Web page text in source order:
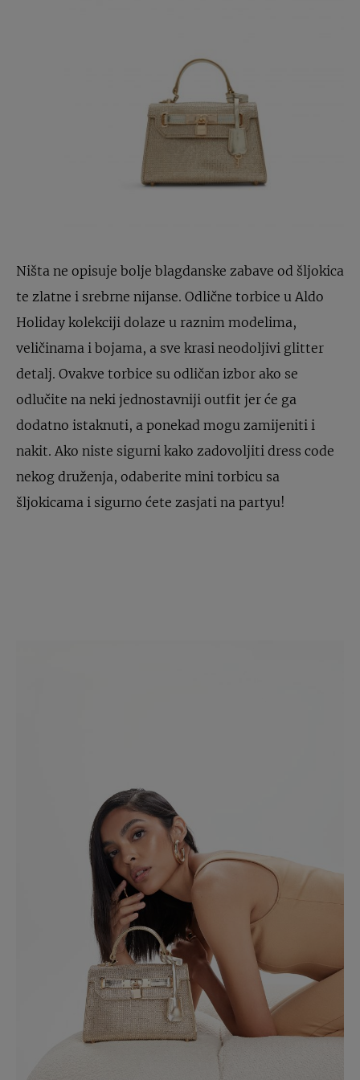
Ništa ne opisuje bolje blagdanske zabave od šljokica
te zlatne i srebrne nijanse. Odlične torbice u Aldo
Holiday kolekciji dolaze u raznim modelima,
veličinama i bojama, a sve krasi neodoljivi glitter
detalj. Ovakve torbice su odličan izbor ako se
odlučite na neki jednostavniji outfit jer će ga
dodatno istaknuti, a ponekad mogu zamijeniti i
nakit. Ako niste sigurni kako zadovoljiti dress code
nekog druženja, odaberite mini torbicu sa
šljokicama i sigurno ćete zasjati na partyu!